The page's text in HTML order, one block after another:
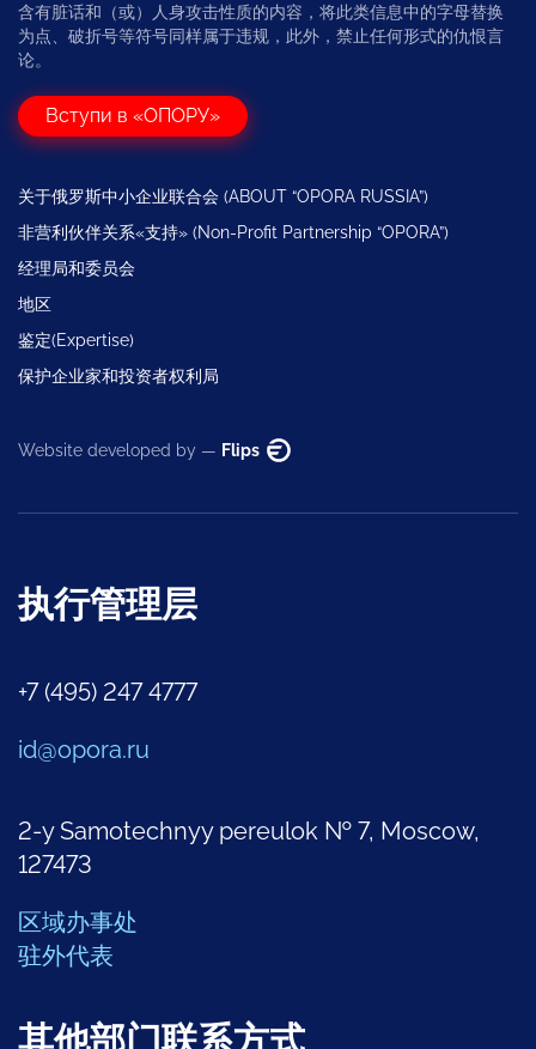
含有脏话和（或）人身攻击性质的内容，将此类信息中的字母替换
为点、破折号等符号同样属于违规，此外，禁止任何形式的仇恨言
论。
Вступи в «ОПОРУ»
关于俄罗斯中小企业联合会 (ABOUT “OPORA RUSSIA”)
非营利伙伴关系«支持» (Non-Profit Partnership “OPORA”)
经理局和委员会
地区
鉴定(Expertise)
保护企业家和投资者权利局
Website developed by — Flips
执行管理层
+7 (495) 247 4777
id@opora.ru
2-y Samotechnyy pereulok № 7, Moscow,
127473
区域办事处
驻外代表